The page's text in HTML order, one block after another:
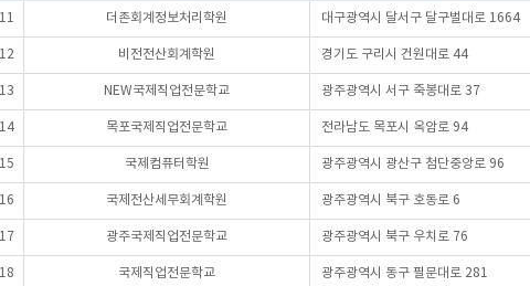
더존회계정보처리학원 대구광역시 달서구 달구벌대로 1664
비전전산회계학원 경기도 구리시 건원대로 44
NEW국제직업전문학교 광주광역시 서구 죽봉대로 37
목포국제직업전문학교 전라남도 목포시 옥암로 94
국제컴퓨터학원 광주광역시 광산구 첨단중앙로 96
국제전산세무회계학원 광주광역시 북구 호동로 6
광주국제직업전문학교 광주광역시 북구 우치로 76
국제직업전문학교 광주광역시 동구 필문대로 281